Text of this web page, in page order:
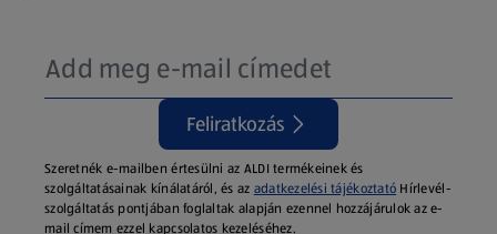
Feliratkozás
Szeretnék e-mailben értesülni az ALDI termékeinek és
szolgáltatásainak kínálatáról, és az adatkezelési tájékoztató Hírlevél-
szolgáltatás pontjában foglaltak alapján ezennel hozzájárulok az e-
mail címem ezzel kapcsolatos kezeléséhez.